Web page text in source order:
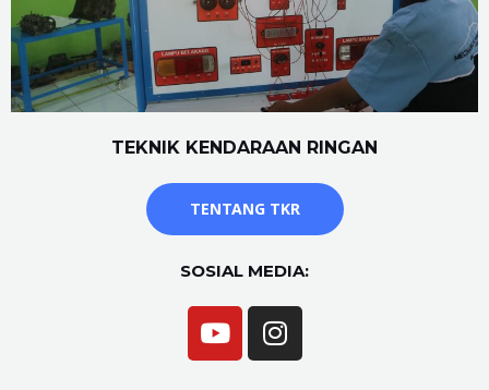
TEKNIK KENDARAAN RINGAN
TENTANG TKR
SOSIAL MEDIA: